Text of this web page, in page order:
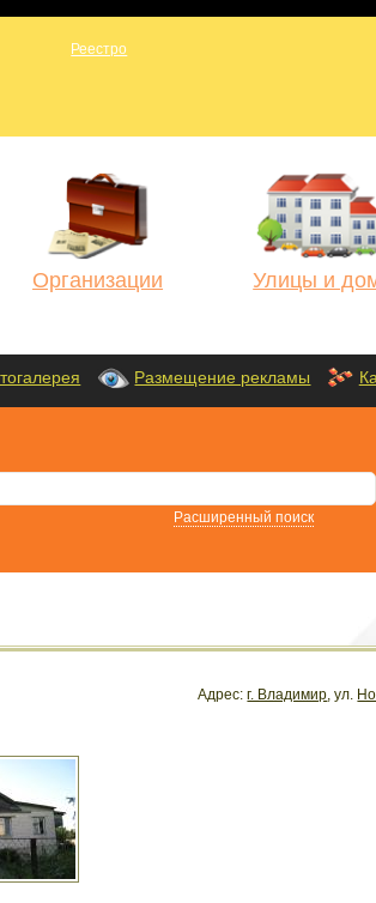
Организации Улицы и
Размещение рекламы
Расширенный поиск
Адрес:г. Владимир, ул.